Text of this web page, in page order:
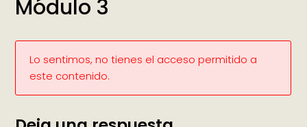
Módulo 3
Lo sentimos, no tienes el acceso permitido a
este contenido.